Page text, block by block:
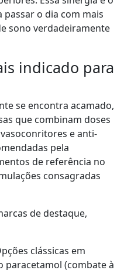
o dia com mais
sono verdadeiramente
indicado para
se encontra acamado,
que combinam doses
e anti-
pela
de referência no
consagradas
de destaque,
clássicas em
paracetamol (combate à